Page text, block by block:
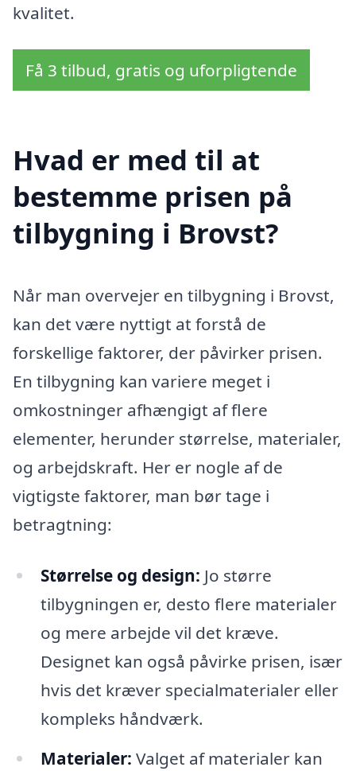
kvalitet.
Få 3 tilbud, gratis og uforpligtende
Hvad er med til at
bestemme prisen på
tilbygning i Brovst?
Når man overvejer en tilbygning i Brovst,
kan det være nyttigt at forstå de
forskellige faktorer, der påvirker prisen.
En tilbygning kan variere meget i
omkostninger afhængigt af flere
elementer, herunder størrelse, materialer,
og arbejdskraft. Her er nogle af de
vigtigste faktorer, man bør tage i
betragtning:
Størrelse og design: Jo større
tilbygningen er, desto flere materialer
og mere arbejde vil det kræve.
Designet kan også påvirke prisen, især
hvis det kræver specialmaterialer eller
kompleks håndværk.
Materialer: Valget af materialer kan